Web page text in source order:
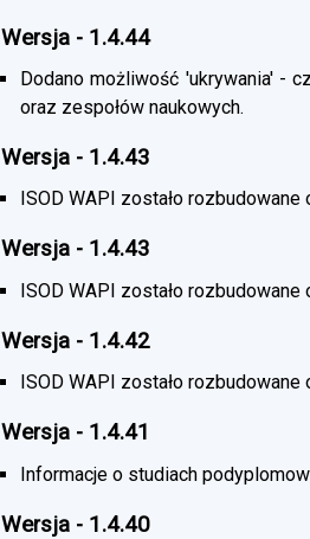
Wersja - 1.4.44
Dodano możliwość 'ukrywania' -
oraz zespołów naukowych.
Wersja - 1.4.43
ISOD WAPI zostało
Wersja - 1.4.43
ISOD WAPI zostało
Wersja - 1.4.42
ISOD WAPI zostało
Wersja - 1.4.41
Informacje o studiach
Wersja - 1.4.40